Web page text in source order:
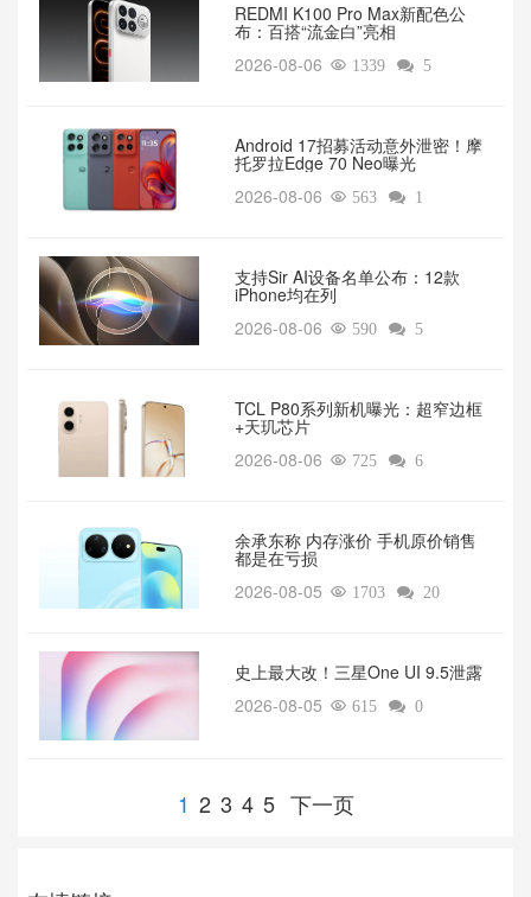
REDMI K100 Pro Max新配色公
布：百搭“流金白”亮相
2026-08-06  1339  5
Android 17招募活动意外泄密！摩
托罗拉Edge 70 Neo曝光
2026-08-06  563  1
支持Sir AI设备名单公布：12款
iPhone均在列
2026-08-06  590  5
TCL P80系列新机曝光：超窄边框
+天玑芯片
2026-08-06  725  6
余承东称 内存涨价 手机原价销售
都是在亏损
2026-08-05  1703  20
‌史上最大改！三星One UI 9.5泄露
2026-08-05  615  0
1 2 3 4 5 下一页